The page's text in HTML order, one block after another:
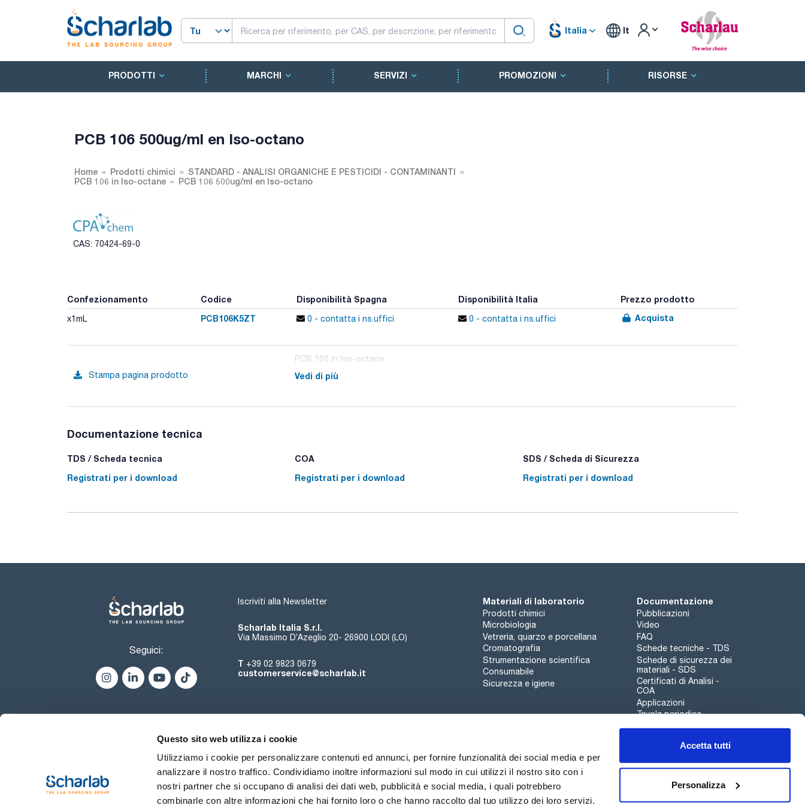
Questo sito web utilizza i cookie
Utilizziamo i cookie per personalizzare contenuti ed annunci, per fornire funzionalità dei social media e per
analizzare il nostro traffico. Condividiamo inoltre informazioni sul modo in cui utilizzi il nostro sito con i
nostri partner che si occupano di analisi dei dati web, pubblicità e social media, i quali potrebbero
combinarle con altre informazioni che hai fornito loro o che hanno raccolto dal tuo utilizzo dei loro servizi.
Accetta tutti
Personalizza
Italia It
PRODOTTI MARCHI SERVIZI PROMOZIONI RISORSE
PCB 106 500ug/ml en Iso-octano
Home Prodotti chimici
STANDARD - ANALISI ORGANICHE E PESTICIDI - CONTAMINANTI
PCB 106 in Iso-octane
PCB 106 500ug/ml en Iso-octano
CAS: 70424-69-0
Confezionamento Codice Disponibilità Spagna Disponibilità Italia Prezzo prodotto
x1mL PCB106K5ZT 0 - contatta i ns.uffici 0 - contatta i ns.uffici Acquista
Stampa pagina prodotto
PCB 106 in Iso-octane
Vedi di più
Documentazione tecnica
TDS / Scheda tecnica
Registrati per i download
COA
Registrati per i download
SDS / Scheda di Sicurezza
Registrati per i download
Seguici:
Iscriviti alla Newsletter
Scharlab Italia S.r.l.
Via Massimo D’Azeglio 20- 26900 LODI (LO)
T +39 02 9823 0679
customerservice@scharlab.it
Materiali di laboratorio
Prodotti chimici
Microbiologia
Vetreria, quarzo e porcellana
Cromatografia
Strumentazione scientifica
Consumabile
Sicurezza e igiene
Documentazione
Pubblicazioni
Video
FAQ
Schede tecniche - TDS
Schede di sicurezza dei
materiali - SDS
Certificati di Analisi -
COA
Applicazioni
Tavola periodica
Canale di segnalazioni
Chi siamo Eventi Contatto Novità